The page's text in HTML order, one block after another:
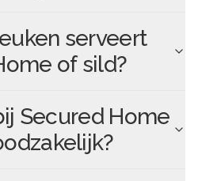
serveert
of sild?
Secured Home